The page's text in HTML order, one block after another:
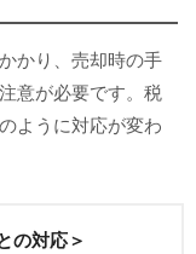
かり、売却時の手
意が必要です。税
ように対応が変わ
の対応＞